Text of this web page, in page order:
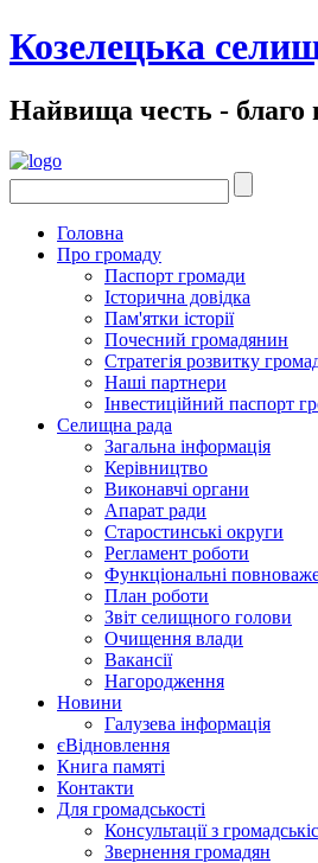
Козелецька
Найвища честь - благо
Головна
Про громаду
Паспорт громади
Історична довідка
Пам'ятки історії
Почесний громадянин
Стратегія розвитку
Наші партнери
Інвестиційний паспорт
Селищна рада
Загальна інформація
Керівництво
Виконавчі органи
Апарат ради
Старостинські округи
Регламент роботи
Функціональні
План роботи
Звіт селищного голови
Очищення влади
Вакансії
Нагородження
Новини
Галузева інформація
єВідновлення
Книга памяті
Контакти
Для громадськості
Консультації з
Звернення громадян